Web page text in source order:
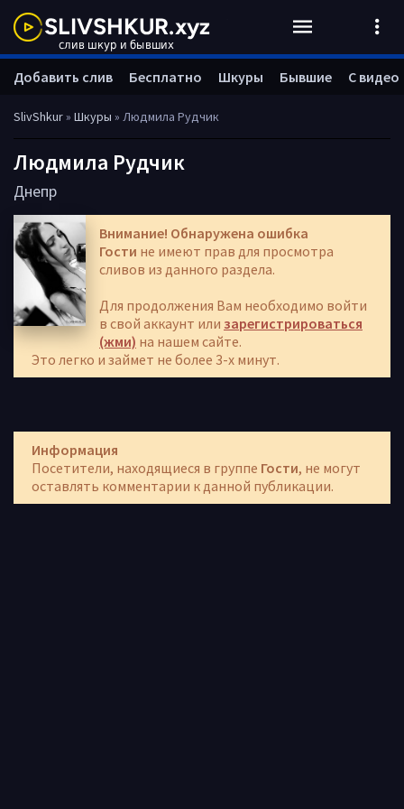
SlivShkur» Шкуры » Людмила Рудчик
Людмила Рудчик
Днепр
Внимание! Обнаружена ошибка
Гости не имеют прав для просмотра
сливов из данного раздела.
Для продолжения Вам необходимо войти
в свой аккаунт или зарегистрироваться
(жми) на нашем сайте.
Это легко и займет не более 3-х минут.
Информация
Посетители, находящиеся в группе Гости, не могут
оставлять комментарии к данной публикации.
Добавить слив Бесплатно Шкуры Бывшие С видео